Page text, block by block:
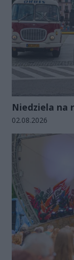
Niedziela na
Data dodania galerii:
02.08.2026